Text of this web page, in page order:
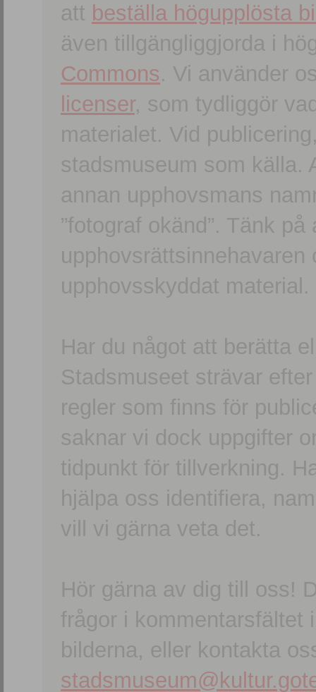
att beställa högupplösta
även tillgängliggjorda i
Commons. Vi använder
licenser, som tydliggör
materialet. Vid
stadsmuseum som källa.
annan upphovsmans
”fotograf okänd”. Tänk
upphovsskyddat material.
Har du något att berätta
Stadsmuseet strävar
regler som finns för
saknar vi dock uppgifter
tidpunkt för tillverkning.
hjälpa oss identifiera,
vill vi gärna veta det.
Hör gärna av dig till oss!
frågor i kommentarsfältet
bilderna, eller kontakta